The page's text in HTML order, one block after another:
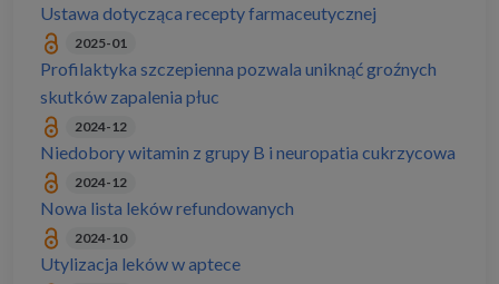
Ustawa dotycząca recepty farmaceutycznej
2025-01
Profilaktyka szczepienna pozwala uniknąć groźnych
skutków zapalenia płuc
2024-12
Niedobory witamin z grupy B i neuropatia cukrzycowa
2024-12
Nowa lista leków refundowanych
2024-10
Utylizacja leków w aptece